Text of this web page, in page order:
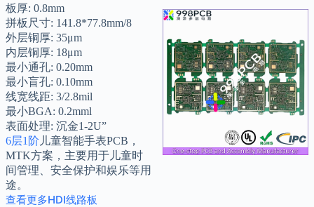
板厚: 0.8mm
拼板尺寸: 141.8*77.8mm/8
外层铜厚: 35μm
内层铜厚: 18μm
最小通孔: 0.20mm
最小盲孔: 0.10mm
线宽线距: 3/2.8mil
最小BGA: 0.2mml
表面处理: 沉金1-2U”
6层1阶 儿童智能手表PCB，
MTK方案，主要用于儿童时
间管理、安全保护和娱乐等用
途。
查看更多HDI线路板